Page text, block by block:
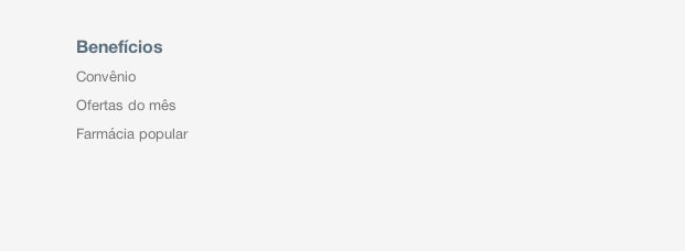
Benefícios
Convênio
Ofertas do mês
Farmácia popular